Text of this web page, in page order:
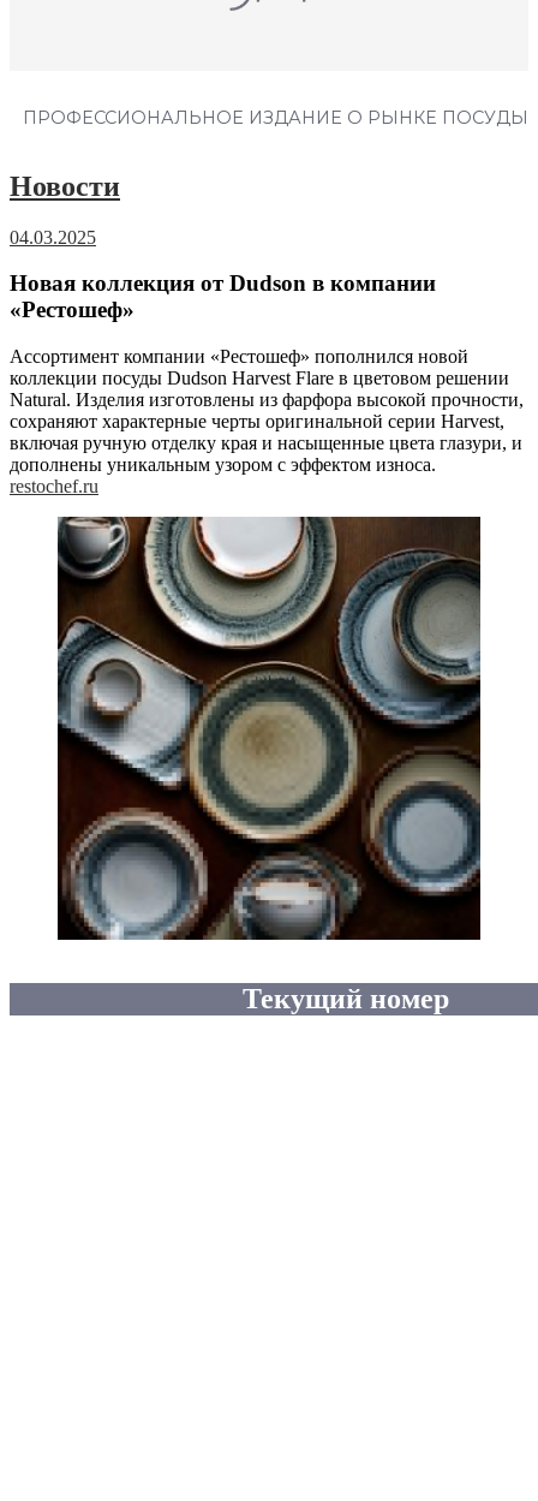
ПРОФЕССИОНАЛЬНОЕ ИЗДАНИЕ О РЫНКЕ ПОСУДЫ
Новости
04.03.2025
Новая коллекция от Dudson в компании
«Рестошеф»
Ассортимент компании «Рестошеф» пополнился новой
коллекции посуды Dudson Harvest Flare в цветовом решении
Natural. Изделия изготовлены из фарфора высокой прочности,
сохраняют характерные черты оригинальной серии Harvest,
включая ручную отделку края и насыщенные цвета глазури, и
дополнены уникальным узором с эффектом износа.
restochef.ru
Текущий номер